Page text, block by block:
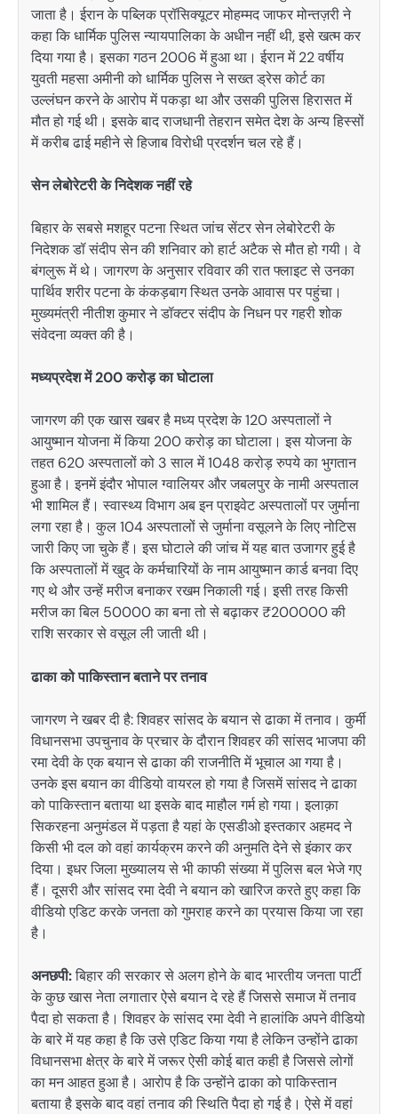
जाता है। ईरान के पब्लिक प्रॉसिक्यूटर मोहम्मद जाफर मोन्तज़री ने
कहा कि धार्मिक पुलिस न्यायपालिका के अधीन नहीं थी, इसे खत्म कर
दिया गया है। इसका गठन 2006 में हुआ था। ईरान में 22 वर्षीय
युवती महसा अमीनी को धार्मिक पुलिस ने सख्त ड्रेस कोर्ट का
उल्लंघन करने के आरोप में पकड़ा था और उसकी पुलिस हिरासत में
मौत हो गई थी। इसके बाद राजधानी तेहरान समेत देश के अन्य हिस्सों
में करीब ढाई महीने से हिजाब विरोधी प्रदर्शन चल रहे हैं।
सेन लेबोरेटरी के निदेशक नहीं रहे
बिहार के सबसे मशहूर पटना स्थित जांच सेंटर सेन लेबोरेटरी के
निदेशक डॉ संदीप सेन की शनिवार को हार्ट अटैक से मौत हो गयी। वे
बंगलुरू में थे। जागरण के अनुसार रविवार की रात फ्लाइट से उनका
पार्थिव शरीर पटना के कंकड़बाग स्थित उनके आवास पर पहुंचा।
मुख्यमंत्री नीतीश कुमार ने डॉक्टर संदीप के निधन पर गहरी शोक
संवेदना व्यक्त की है।
मध्यप्रदेश में 200 करोड़ का घोटाला
जागरण की एक खास खबर है मध्य प्रदेश के 120 अस्पतालों ने
आयुष्मान योजना में किया 200 करोड़ का घोटाला। इस योजना के
तहत 620 अस्पतालों को 3 साल में 1048 करोड़ रुपये का भुगतान
हुआ है। इनमें इंदौर भोपाल ग्वालियर और जबलपुर के नामी अस्पताल
भी शामिल हैं। स्वास्थ्य विभाग अब इन प्राइवेट अस्पतालों पर जुर्माना
लगा रहा है। कुल 104 अस्पतालों से जुर्माना वसूलने के लिए नोटिस
जारी किए जा चुके हैं। इस घोटाले की जांच में यह बात उजागर हुई है
कि अस्पतालों में खुद के कर्मचारियों के नाम आयुष्मान कार्ड बनवा दिए
गए थे और उन्हें मरीज बनाकर रखम निकाली गई। इसी तरह किसी
मरीज का बिल 50000 का बना तो से बढ़ाकर ₹200000 की
राशि सरकार से वसूल ली जाती थी।
ढाका को पाकिस्तान बताने पर तनाव
जागरण ने खबर दी है: शिवहर सांसद के बयान से ढाका में तनाव। कुर्मी
विधानसभा उपचुनाव के प्रचार के दौरान शिवहर की सांसद भाजपा की
रमा देवी के एक बयान से ढाका की राजनीति में भूचाल आ गया है।
उनके इस बयान का वीडियो वायरल हो गया है जिसमें सांसद ने ढाका
को पाकिस्तान बताया था इसके बाद माहौल गर्म हो गया। इलाक़ा
सिकरहना अनुमंडल में पड़ता है यहां के एसडीओ इस्तकार अहमद ने
किसी भी दल को वहां कार्यक्रम करने की अनुमति देने से इंकार कर
दिया। इधर जिला मुख्यालय से भी काफी संख्या में पुलिस बल भेजे गए
हैं। दूसरी और सांसद रमा देवी ने बयान को खारिज करते हुए कहा कि
वीडियो एडिट करके जनता को गुमराह करने का प्रयास किया जा रहा
है।
अनछपी:बिहार की सरकार से अलग होने के बाद भारतीय जनता पार्टी
के कुछ खास नेता लगातार ऐसे बयान दे रहे हैं जिससे समाज में तनाव
पैदा हो सकता है। शिवहर के सांसद रमा देवी ने हालांकि अपने वीडियो
के बारे में यह कहा है कि उसे एडिट किया गया है लेकिन उन्होंने ढाका
विधानसभा क्षेत्र के बारे में जरूर ऐसी कोई बात कही है जिससे लोगों
का मन आहत हुआ है। आरोप है कि उन्होंने ढाका को पाकिस्तान
बताया है इसके बाद वहां तनाव की स्थिति पैदा हो गई है। ऐसे में वहां